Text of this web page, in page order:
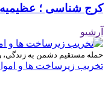
کرج شناسی ؛ عظیمیه
آرشیو
حمله مستقیم دشمن به زندگی،
تخریب زیرساخت ها و